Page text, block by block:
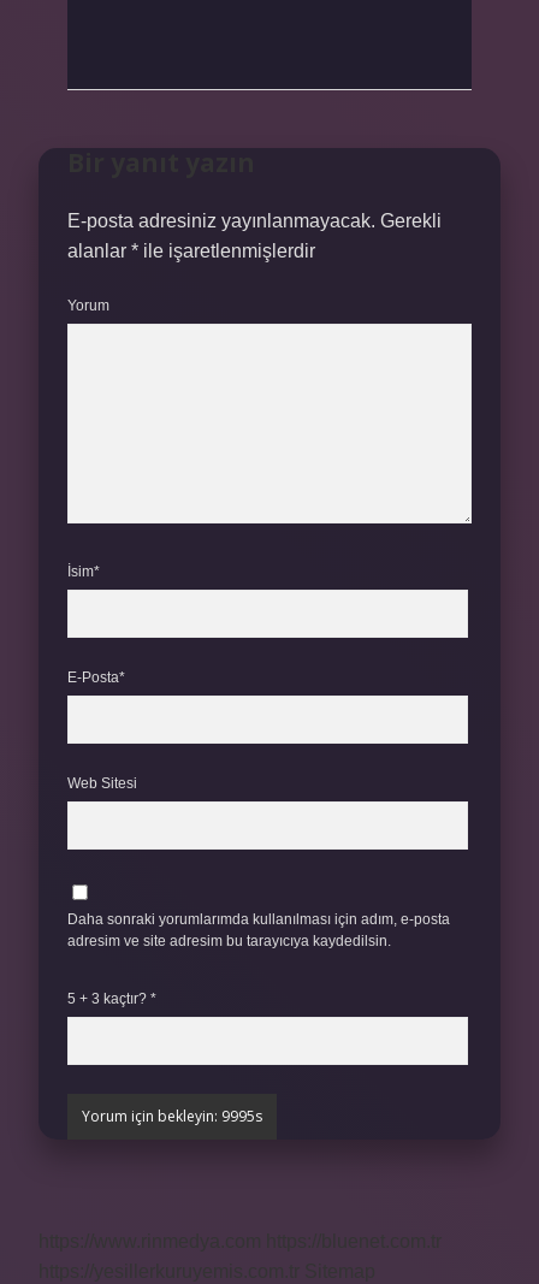
E-posta adresiniz yayınlanmayacak. Gerekli
alanlar * ile işaretlenmişlerdir
Yorum
İsim*
E-Posta*
Web Sitesi
Daha sonraki yorumlarımda kullanılması için adım, e-posta
adresim ve site adresim bu tarayıcıya kaydedilsin.
5 + 3 kaçtır? *